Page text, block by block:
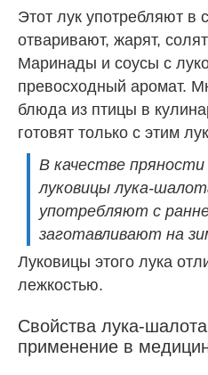
Этот лук употребляют в
отваривают, жарят,
Маринады и соусы с
превосходный аромат.
блюда из птицы в
готовят только с этим
В качестве
луковицы лука-
употребляют с
заготавливают на
Луковицы этого лука
лежкостью.
Свойства лука-
применение в